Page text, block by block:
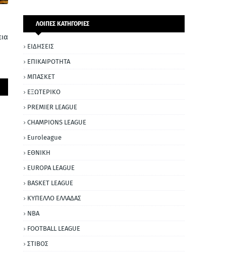
ΛΟΙΠΕΣ ΚΑΤΗΓΟΡΙΕΣ
ΕΙΔΗΣΕΙΣ
ΕΠΙΚΑΙΡΟΤΗΤΑ
ΜΠΑΣΚΕΤ
ΕΞΩΤΕΡΙΚΟ
PREMIER LEAGUE
CHAMPIONS LEAGUE
Euroleague
ΕΘΝΙΚΗ
EUROPA LEAGUE
BASKET LEAGUE
ΚΥΠΕΛΛΟ ΕΛΛΑΔΑΣ
NBA
FOOTBALL LEAGUE
ΣΤΙΒΟΣ